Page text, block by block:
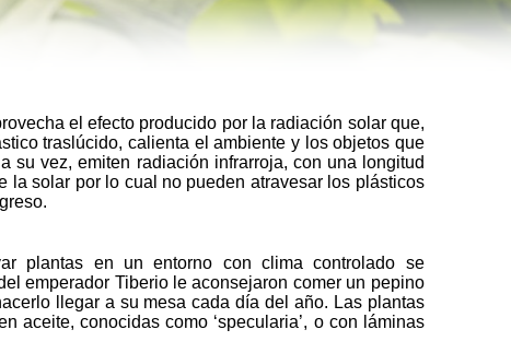
el efecto producido por la radiación solar que,
traslúcido, calienta el ambiente y los objetos que
su vez, emiten radiación infrarroja, con una longitud
la solar por lo cual no pueden atravesar los plásticos
plantas en un entorno con clima controlado se
emperador Tiberio le aconsejaron comer un pepino
llegar a su mesa cada día del año. Las plantas
aceite, conocidas como ‘specularia’, o con láminas